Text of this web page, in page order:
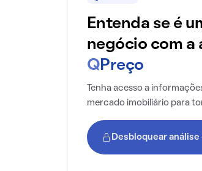
Entenda se é
negócio com a
Q Preço
Tenha acesso a
mercado imobiliário para
Desbloquear